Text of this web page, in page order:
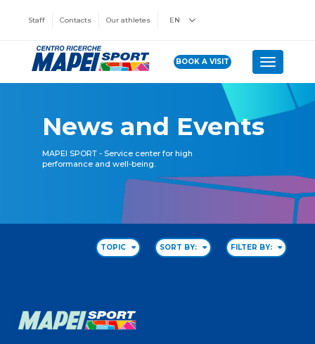
Staff Contacts Our athletes EN
BOOK A VISIT Toggle
News and Events
MAPEI SPORT - Service center for high
performance and well-being.
TOPIC SORT BY: FILTER BY: